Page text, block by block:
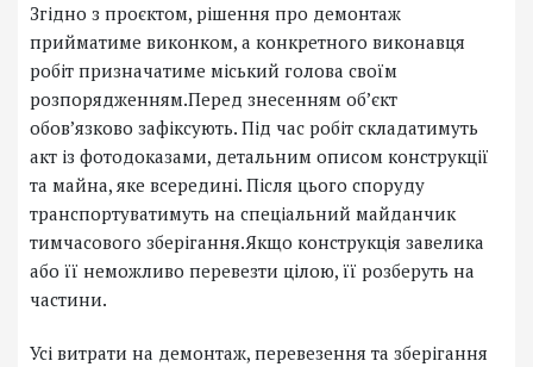
Згідно з проєктом, рішення про демонтаж
прийматиме виконком, а конкретного виконавця
робіт призначатиме міський голова своїм
розпорядженням.Перед знесенням об’єкт
обов’язково зафіксують. Під час робіт складатимуть
акт із фотодоказами, детальним описом конструкції
та майна, яке всередині. Після цього споруду
транспортуватимуть на спеціальний майданчик
тимчасового зберігання.Якщо конструкція завелика
або її неможливо перевезти цілою, її розберуть на
частини.
Усі витрати на демонтаж, перевезення та зберігання